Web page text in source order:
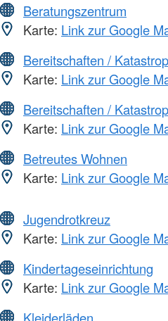
Beratungszentrum
Karte: Link zur Google
Bereitschaften /
Karte: Link zur Google
Bereitschaften /
Karte: Link zur Google
Betreutes Wohnen
Karte: Link zur Google
Jugendrotkreuz
Karte: Link zur Google
Kindertageseinrichtung
Karte: Link zur Google